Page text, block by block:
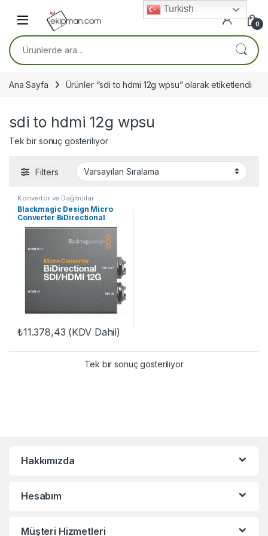
0
Ara:
Ana Sayfa Ürünler “sdi to hdmi 12g wpsu” olarak etiketlendi
sdi to hdmi 12g wpsu
Tek bir sonuç gösteriliyor
Filters
Konvertör ve Dağıtıcılar
Blackmagic Design Micro
Converter BiDirectional
SDI/HDMI 12G wPSU
₺11.378,43 (KDV Dahil)
Tek bir sonuç gösteriliyor
Hakkımızda
Hesabım
Müşteri Hizmetleri
Turkish